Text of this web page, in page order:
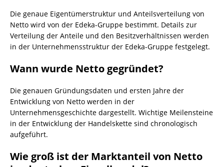
Die genaue Eigentümerstruktur und Anteilsverteilung von
Netto wird von der Edeka-Gruppe bestimmt. Details zur
Verteilung der Anteile und den Besitzverhältnissen werden
in der Unternehmensstruktur der Edeka-Gruppe festgelegt.
Wann wurde Netto gegründet?
Die genauen Gründungsdaten und ersten Jahre der
Entwicklung von Netto werden in der
Unternehmensgeschichte dargestellt. Wichtige Meilensteine
in der Entwicklung der Handelskette sind chronologisch
aufgeführt.
Wie groß ist der Marktanteil von Netto